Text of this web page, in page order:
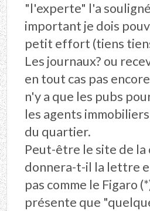
"l'experte" l'a
important je dois
petit effort (tiens
Les journaux? ou
en tout cas pas
n'y a que les pubs
les agents
du quartier.
Peut-être le site de la
donnera-t-il la lettre
pas comme le Figaro
présente que